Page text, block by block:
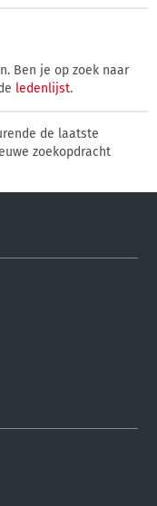
Ben je op zoek naar
ledenlijst.
de laatste
zoekopdracht